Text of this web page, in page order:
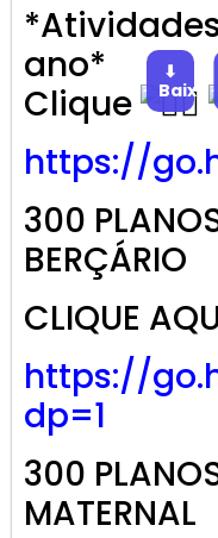
ano*
Clique
⬇
Baixar
https://go.
300
BERÇÁRIO
CLIQUE
https://
dp=1
300
MATERNAL